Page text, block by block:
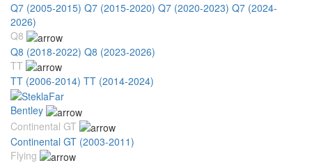
Q7 (2005-2015) Q7 (2015-2020) Q7 (2020-2023) Q7 (2024-
2026)
Q8
Q8 (2018-2022) Q8 (2023-2026)
TT
TT (2006-2014) TT (2014-2024)
Bentley
Continental GT
Continental GT (2003-2011)
Flying